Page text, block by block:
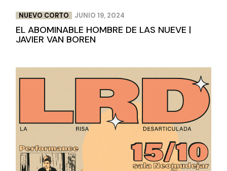
NUEVO CORTO JUNIO 19, 2024
EL ABOMINABLE HOMBRE DE LAS NUEVE |
JAVIER VAN BOREN